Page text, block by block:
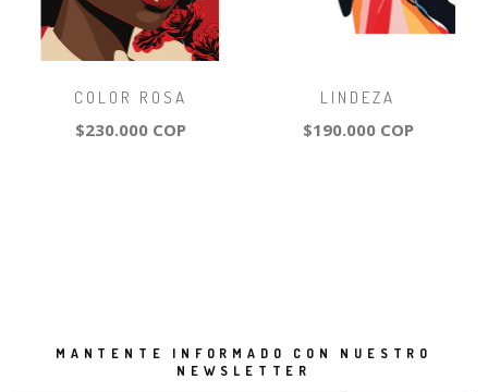
COLOR ROSA
$230.000 COP
LINDEZA
$190.000 COP
MANTENTE INFORMADO CON NUESTRO
NEWSLETTER